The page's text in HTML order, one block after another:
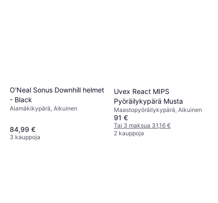
O'Neal Sonus Downhill helmet
- Black
Alamäkikypärä, Aikuinen
84,99 €
3 kauppoja
Uvex React MIPS
Pyöräilykypärä Musta
Maastopyöräilykypärä, Aikuinen
91 €
Tai 3 maksua 31,16 €
2 kauppoja